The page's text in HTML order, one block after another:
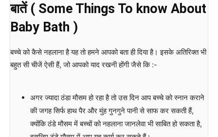
बातें ( Some Things To know About
Baby Bath )
बच्चे को कैसे नहलाना है यह तो हमने आपको बता ही दिया है। इसके अतिरिक्त भी
बहुत सी चीजें ऐसी हैं, जो आपको याद रखनी होंगी जैसे कि :-
अगर ज्यादा ठंडा मौसम हो रहा है तो उस दिन आप बच्चे को स्नान कराने
की जगह सिर्फ हाथ पैर और मुंह गुनगुने पानी से साफ कर सकती हैं,
क्योंकि ठंडे मौसम में बच्चों को नहलाना जानलेवा भी साबित हो सकता है,